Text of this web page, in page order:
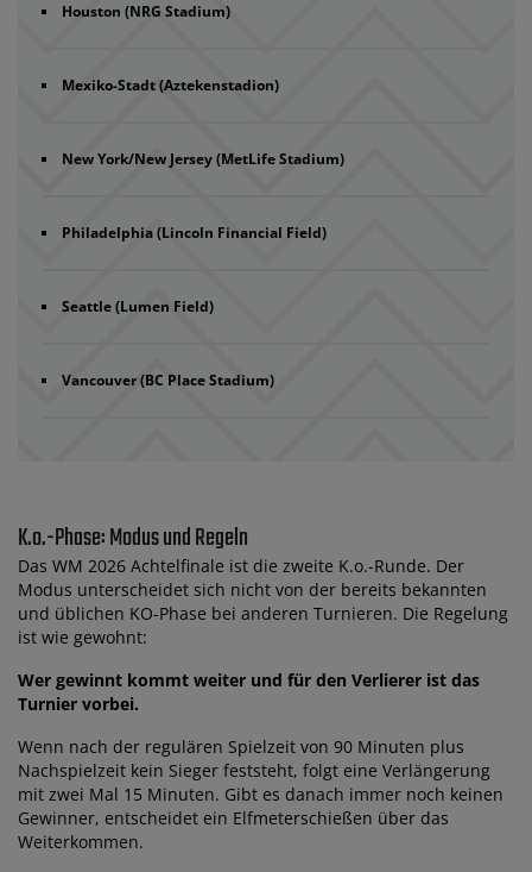
Houston (NRG Stadium)
Mexiko-Stadt (Aztekenstadion)
New York/New Jersey (MetLife Stadium)
Philadelphia (Lincoln Financial Field)
Seattle (Lumen Field)
Vancouver (BC Place Stadium)
K.o.-Phase: Modus und Regeln
Das WM 2026 Achtelfinale ist die zweite K.o.-Runde. Der
Modus unterscheidet sich nicht von der bereits bekannten
und üblichen KO-Phase bei anderen Turnieren. Die Regelung
ist wie gewohnt:
Wer gewinnt kommt weiter und für den Verlierer ist das
Turnier vorbei.
Wenn nach der regulären Spielzeit von 90 Minuten plus
Nachspielzeit kein Sieger feststeht, folgt eine Verlängerung
mit zwei Mal 15 Minuten. Gibt es danach immer noch keinen
Gewinner, entscheidet ein Elfmeterschießen über das
Weiterkommen.